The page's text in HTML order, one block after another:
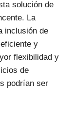
solución de
La
inclusión de
y
flexibilidad y
de
podrían ser